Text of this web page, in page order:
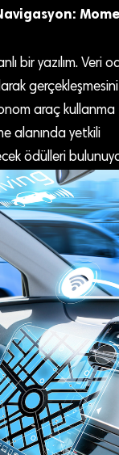
bir yazılım. Veri
gerçekleşmesini
araç kullanma
alanında yetkili
ödülleri